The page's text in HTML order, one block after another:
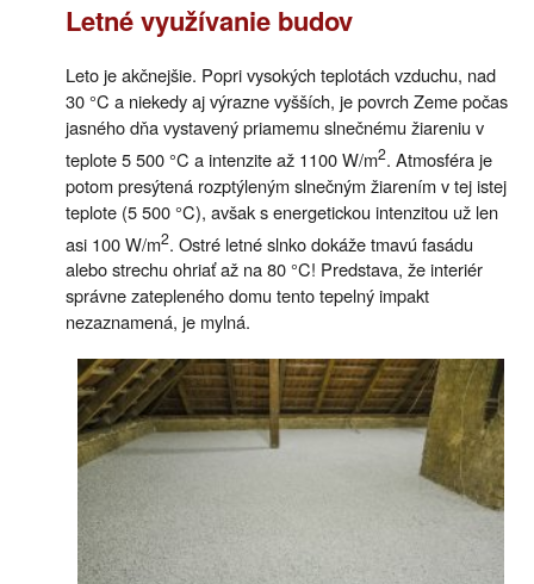
Letné využívanie budov
Leto je akčnejšie. Popri vysokých teplotách vzduchu, nad
30 °C a niekedy aj výrazne vyšších, je povrch Zeme počas
jasného dňa vystavený priamemu slnečnému žiareniu v
teplote 5 500 °C a intenzite až 1100 W/m2. Atmosféra je
potom presýtená rozptýleným slnečným žiarením v tej istej
teplote (5 500 °C), avšak s energetickou intenzitou už len
asi 100 W/m2. Ostré letné slnko dokáže tmavú fasádu
alebo strechu ohriať až na 80 °C! Predstava, že interiér
správne zatepleného domu tento tepelný impakt
nezaznamená, je mylná.